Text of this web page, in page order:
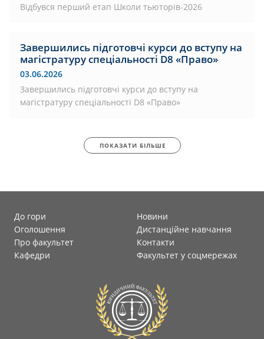
Відбувся перший етап Школи тьюторів-2026
Завершились підготовчі курси до вступу на
магістратуру спеціальності D8 «Право»
03.06.2026
Завершились підготовчі курси до вступу на
магістратуру спеціальності D8 «Право»
ПОКАЗАТИ БІЛЬШЕ
До гори
Новини
Оголошення
Дистанційне навчання
Про факультет
Контакти
Кафедри
Факультет у соцмережах